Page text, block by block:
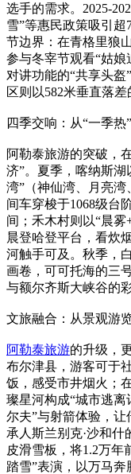
选手的需求。2025-
雪”等惠民政策吸引超
节边界：在青格里狼
参与冬宰节观看“姑娘
对讲功能的“共享头
区则以582米垂直落差
四季交响：从“一季热
阿勒泰旅游的突破，
济”。夏季，喀纳斯
湾”（神仙湾、月亮
间车穿梭于1068级台
间；禾木村则以“晨
晨登哈登平台，看炊
河触手可及。秋季，
画卷，可可托海的三
与额尔齐斯大峡谷的
文旅融合：从景观游
阿勒泰旅游的升级，
布尔津县，游客可于
饭，感受市井烟火；
璨星河构成“城市逃离
尔夫”与射箭体验，
承人斯兰别克·沙和
皮滑雪板，将1.2万年
踏雪”表演，以万马奔